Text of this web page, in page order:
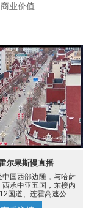
业价值
尔果斯慢直播
中国西部边陲，与哈萨
西承中亚五国，东接内
国道、连霍高速公...